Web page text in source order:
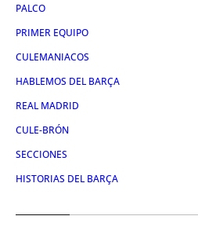
PALCO
PRIMER EQUIPO
CULEMANIACOS
HABLEMOS DEL BARÇA
REAL MADRID
CULE-BRÓN
SECCIONES
HISTORIAS DEL BARÇA